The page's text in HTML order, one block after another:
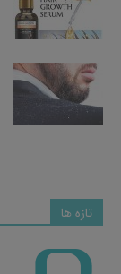
تازه ها